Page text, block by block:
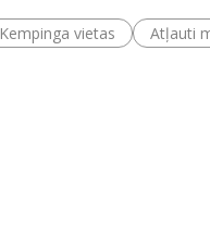
Kempinga vietas Atļauti